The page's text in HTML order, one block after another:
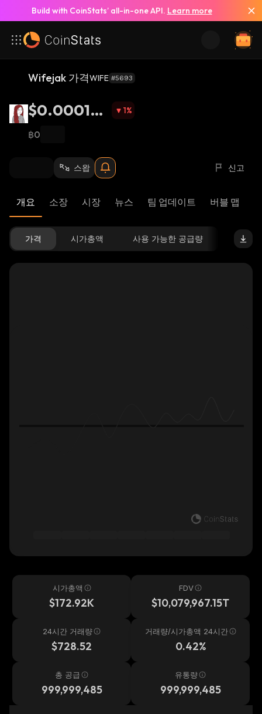
Build with CoinStats’ all-in-one API. Learn more
Wifejak 가격WIFE #5693
$0.000172
9
1%
฿0
스왑 신고
개요 소장 시장 뉴스 팀 업데이트 버블 맵
가격 시가총액 사용 가능한 공급량
시가총액
$172.92K
FDV
$10,079,967.15T
24시간 거래량
$728.52
거래량/시가총액 24시간
0.42%
총 공급
999,999,485
유통량
999,999,485